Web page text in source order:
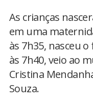
As crianças
em uma
às 7h35, nasceu o
às 7h40, veio ao
Cristina
Souza.